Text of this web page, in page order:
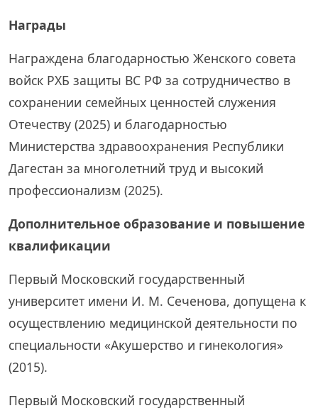
Награды
Награждена благодарностью Женского совета
войск РХБ защиты ВС РФ за сотрудничество в
сохранении семейных ценностей служения
Отечеству (2025) и благодарностью
Министерства здравоохранения Республики
Дагестан за многолетний труд и высокий
профессионализм (2025).
Дополнительное образование и повышение
квалификации
Первый Московский государственный
университет имени И. М. Сеченова, допущена к
осуществлению медицинской деятельности по
специальности «Акушерство и гинекология»
(2015).
Первый Московский государственный